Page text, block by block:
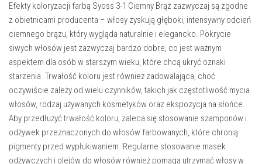
Efekty koloryzacji farbą Syoss 3-1 Ciemny Brąz zazwyczaj są zgodne
z obietnicami producenta – włosy zyskują głęboki, intensywny odcień
ciemnego brązu, który wygląda naturalnie i elegancko. Pokrycie
siwych włosów jest zazwyczaj bardzo dobre, co jest ważnym
aspektem dla osób w starszym wieku, które chcą ukryć oznaki
starzenia. Trwałość koloru jest również zadowalająca, choć
oczywiście zależy od wielu czynników, takich jak częstotliwość mycia
włosów, rodzaj używanych kosmetyków oraz ekspozycja na słońce.
Aby przedłużyć trwałość koloru, zaleca się stosowanie szamponów i
odżywek przeznaczonych do włosów farbowanych, które chronią
pigmenty przed wypłukiwaniem. Regularne stosowanie masek
odżywczych i olejów do włosów również pomaga utrzymać włosy w